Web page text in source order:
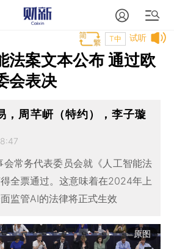
试听
T中
法案文本公布 通过欧
会表决
，周芊岍（特约），李子璇
常务代表委员会就《人工智能法
全票通过。这意味着在2024年上
监管AI的法律将正式生效
原图